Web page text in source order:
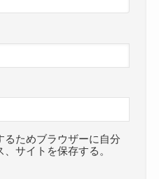
るためブラウザーに自分
サイトを保存する。